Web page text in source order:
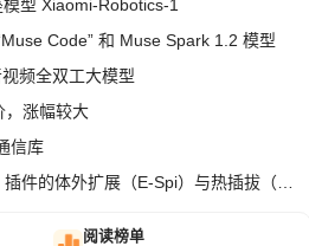
型 Xiaomi-Robotics-1
Code” 和 Muse Spark 1.2 模型
频全双工大模型
，涨幅较大
信库
阅读榜单